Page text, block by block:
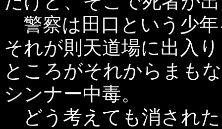
警察は田口という少
それが則天道場に出入
ところがそれからまも
シンナー中毒。
どう考えても消され